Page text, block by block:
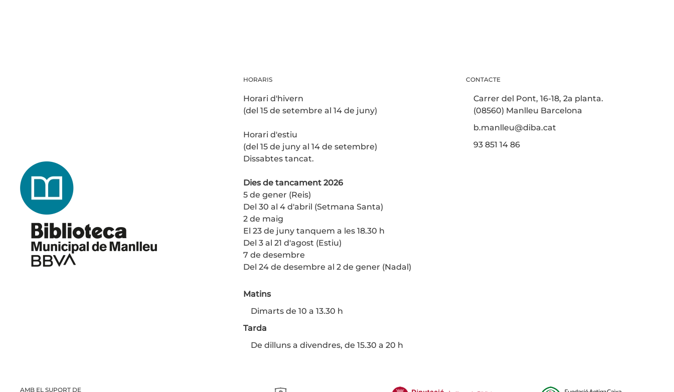
HORARIS
Horari d'hivern
(del 15 de setembre al 14 de juny)
Horari d'estiu
(del 15 de juny al 14 de setembre)
Dissabtes tancat.
Dies de tancament 2026
5 de gener (Reis)
Del 30 al 4 d'abril (Setmana Santa)
2 de maig
El 23 de juny tanquem a les 18.30 h
Del 3 al 21 d'agost (Estiu)
7 de desembre
Del 24 de desembre al 2 de gener (Nadal)
Matins
Dimarts de 10 a 13.30 h
Tarda
De dilluns a divendres, de 15.30 a 20 h
CONTACTE
Carrer del Pont, 16-18, 2a planta.
(08560) Manlleu Barcelona
b.manlleu@diba.cat
93 851 14 86
AMB EL SUPORT DE